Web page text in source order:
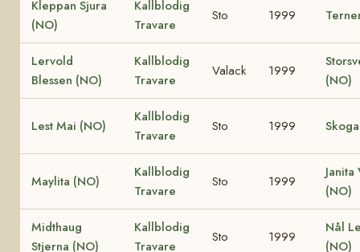
Kleppan Sjura
(NO)
Kallblodig
Travare
Sto 1999
Lervold
Blessen (NO)
Kallblodig
Travare
Valack 1999
(NO)
Lest Mai (NO)
Kallblodig
Travare
Sto 1999
Maylita (NO)
Kallblodig
Travare
Sto 1999
(NO)
Midthaug
Stjerna (NO)
Kallblodig
Travare
Sto 1999
Nål
(NO)